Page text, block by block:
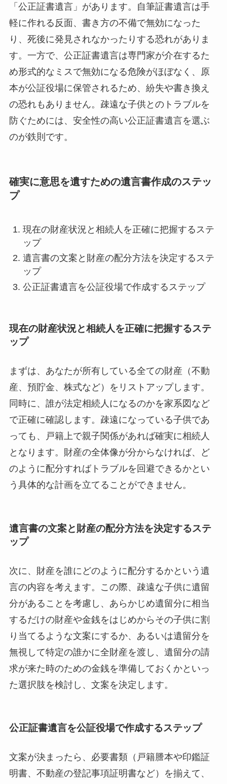
「公正証書遺言」があります。自筆証書遺言は手
軽に作れる反面、書き方の不備で無効になった
り、死後に発見されなかったりする恐れがありま
す。一方で、公正証書遺言は専門家が介在するた
め形式的なミスで無効になる危険がほぼなく、原
本が公証役場に保管されるため、紛失や書き換え
の恐れもありません。疎遠な子供とのトラブルを
防ぐためには、安全性の高い公正証書遺言を選ぶ
のが鉄則です。
確実に意思を遺すための遺言書作成のステッ
プ
現在の財産状況と相続人を正確に把握するステ
ップ
遺言書の文案と財産の配分方法を決定するステ
ップ
公正証書遺言を公証役場で作成するステップ
現在の財産状況と相続人を正確に把握するステ
ップ
まずは、あなたが所有している全ての財産（不動
産、預貯金、株式など）をリストアップします。
同時に、誰が法定相続人になるのかを家系図など
で正確に確認します。疎遠になっている子供であ
っても、戸籍上で親子関係があれば確実に相続人
となります。財産の全体像が分からなければ、ど
のように配分すればトラブルを回避できるかとい
う具体的な計画を立てることができません。
遺言書の文案と財産の配分方法を決定するステ
ップ
次に、財産を誰にどのように配分するかという遺
言の内容を考えます。この際、疎遠な子供に遺留
分があることを考慮し、あらかじめ遺留分に相当
するだけの財産や金銭をはじめからその子供に割
り当てるような文案にするか、あるいは遺留分を
無視して特定の誰かに全財産を渡し、遺留分の請
求が来た時のための金銭を準備しておくかといっ
た選択肢を検討し、文案を決定します。
公正証書遺言を公証役場で作成するステップ
文案が決まったら、必要書類（戸籍謄本や印鑑証
明書、不動産の登記事項証明書など）を揃えて、